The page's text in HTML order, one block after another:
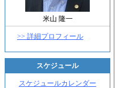
米山 隆一
>> 詳細プロフィール
スケジュール
スケジュールカレンダー